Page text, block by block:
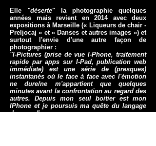
Elle "déserte" la photographie quelques
années mais revient en 2014 avec deux
expositions à Marseille (« Liqueurs de chair -
Preljocaj » et « Danses et autres images ») et
surtout l'envie d'une autre façon de
photographier :
"I-Pictures (prise de vue I-Phone, traitement
rapide par apps sur I-Pad, publication web
immédiate) est une série de (presques)
instantanés où le face à face avec l'émotion
ne dure/ne m'appartient que quelques
minutes avant la confrontation au regard des
autres. Depuis mon seul boitier est mon
IPhone et je poursuis ma quête du langage
du corps".